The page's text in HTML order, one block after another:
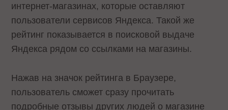
интернет-магазинах, которые оставляют
пользователи сервисов Яндекса. Такой же
рейтинг показывается в поисковой выдаче
Яндекса рядом со ссылками на магазины.
Нажав на значок рейтинга в Браузере,
пользователь сможет сразу прочитать
подробные отзывы других людей о магазине